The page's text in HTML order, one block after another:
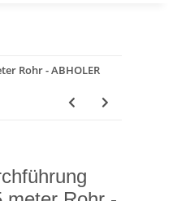
Rohr - ABHOLER